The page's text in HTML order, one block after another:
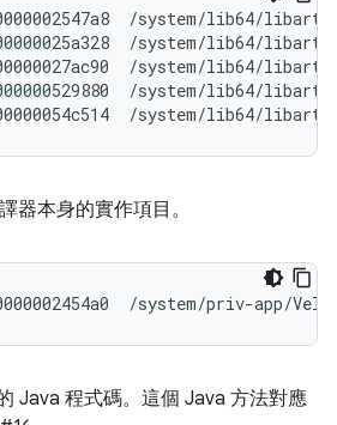
/system/lib64/
/system/lib64/
/system/lib64/
/system/lib64/
器本身的實作項目。
Java 程式碼。這個 Java 方法對應